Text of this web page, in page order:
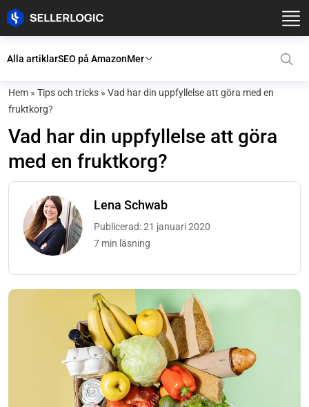
Alla artiklarSEO på AmazonMer
Hem » Tips och tricks » Vad har din uppfyllelse att göra med en
fruktkorg?
Vad har din uppfyllelse att göra
med en fruktkorg?
Lena Schwab
Publicerad: 21 januari 2020
7 min läsning